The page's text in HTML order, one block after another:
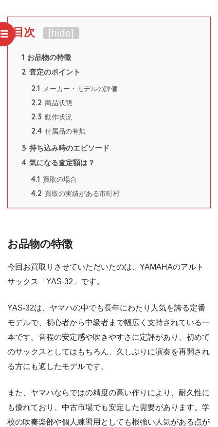
目次 [hide]
1 お品物の特徴
2 査定のポイント
2.1 メーカー・モデルの評価
2.2 商品状態
2.3 動作状況
2.4 付属品の有無
3 持ち込み時のエピソード
4 気になる査定額は？
4.1 買取の場合
4.2 買取の実績がある市町村
お品物の特徴
今回お買取りさせていただいたのは、 YAMAHAのアルト
サックス「YAS-32」です。
YAS-32は、ヤマハの中でも長年にわたり人気を誇る定番
モデルで、初心者から中級者まで幅広く支持されている一
本です。音程の安定感や吹きやすさに定評があり、初めて
のサックスとしてはもちろん、久しぶりに演奏を再開され
る方にも適したモデルです。
また、ヤマハならではの精度の高い作りにより、耐久性に
も優れており、中古市場でも安定した需要があります。学
校の吹奏楽部や個人練習用としても根強い人気がある点が